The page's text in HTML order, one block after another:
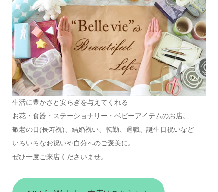
生活に豊かさと安らぎを与えてくれる
お花・食器・ステーショナリー・ベビーアイテムのお店。
敬老の日(長寿祝)、結婚祝い、転勤、退職、誕生日祝いなど
いろいろなお祝いや自分へのご褒美に。
ぜひ一度ご来店くださいませ。